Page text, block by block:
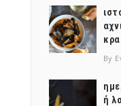
By
ή